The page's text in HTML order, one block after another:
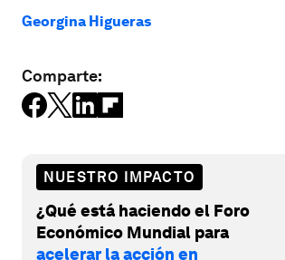
Georgina Higueras
Comparte:
NUESTRO IMPACTO
¿Qué está haciendo el Foro
Económico Mundial para
acelerar la acción en